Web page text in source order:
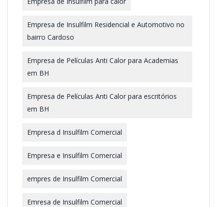
Empresa de Insulfilm Residencial e Automotivo no
bairro Cardoso
Empresa de Películas Anti Calor para Academias
em BH
Empresa de Películas Anti Calor para escritórios
em BH
Empresa d Insulfilm Comercial
Empresa e Insulfilm Comercial
empres de Insulfilm Comercial
Emresa de Insulfilm Comercial